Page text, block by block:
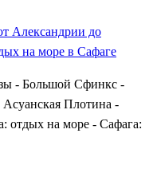
Александрии до
на море в Сафаге
- Большой Сфинкс -
Плотина -
отдых на море - Сафага: